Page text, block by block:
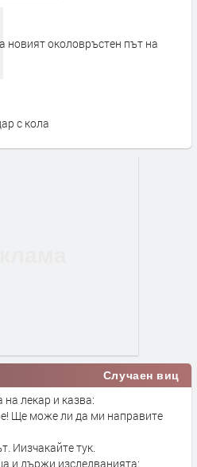
новият околовръстен път на
с кола
Случаен виц
лекар и казва:
Ще може ли да ми направите
Иизчакайте тук.
и държи изследванията: